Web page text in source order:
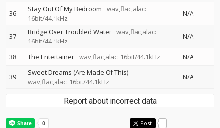
36 Stay Out Of My Bedroom
wav,flac,alac:
16bit/44.1kHz
N/A
37 Bridge Over Troubled Water wav,flac,alac:
16bit/44.1kHz
N/A
38 The Entertainer wav,flac,alac: 16bit/44.1kHz N/A
39
Sweet Dreams (Are Made Of This)
wav,flac,alac: 16bit/44.1kHz
N/A
Report about incorrect data
Post -